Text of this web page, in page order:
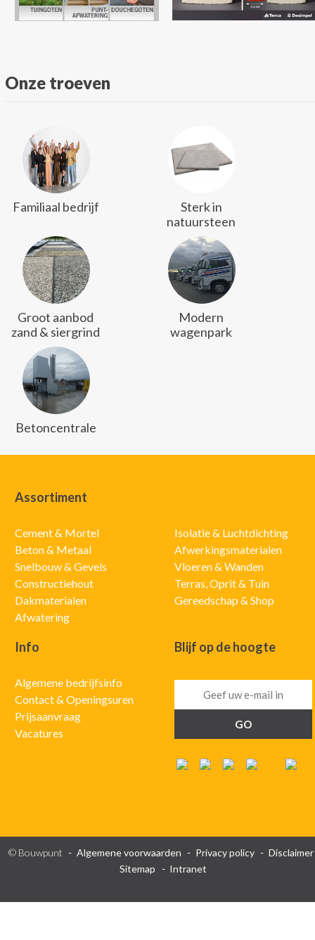
Onze troeven
Familiaal bedrijf
Sterk in
natuursteen
Groot aanbod
zand & siergrind
Modern
wagenpark
Betoncentrale
Assortiment
Cement & Mortel
Beton & Metaal
Snelbouw & Gevels
Constructiehout
Dakmaterialen
Afwatering
Isolatie & Luchtdichting
Afwerkingsmaterialen
Vloeren & Wanden
Terras, Oprit & Tuin
Gereedschap & Shop
Info
Algemene bedrijfsinfo
Contact & Openingsuren
Prijsaanvraag
Vacatures
Blijf op de hoogte
© Bouwpunt Algemene voorwaarden Privacy policy
Disclaimer
Sitemap
Intranet